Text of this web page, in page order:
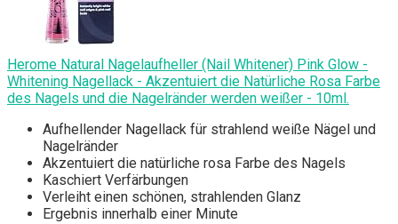
Herome Natural Nagelaufheller (Nail Whitener) Pink Glow -
Whitening Nagellack - Akzentuiert die Natürliche Rosa Farbe
des Nagels und die Nagelränder werden weißer - 10ml.
Aufhellender Nagellack für strahlend weiße Nägel und
Nagelränder
Akzentuiert die natürliche rosa Farbe des Nagels
Kaschiert Verfärbungen
Verleiht einen schönen, strahlenden Glanz
Ergebnis innerhalb einer Minute